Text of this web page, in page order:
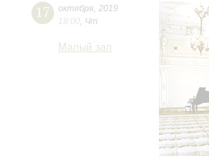
17 октября 2019
19:00 Чт
Малый зал